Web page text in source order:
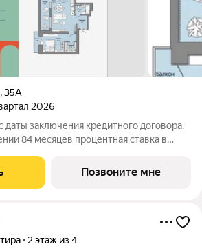
,35А
2026
даты заключения кредитного договора.
84 месяцев процентная ставка в
Не является публичной офертой.
-
Позвоните мне
2 этаж из 4